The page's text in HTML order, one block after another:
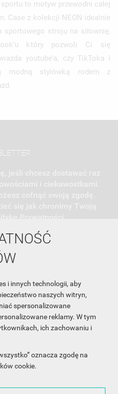
i innych technologii, aby
naszych witryn,
spersonalizowane
reklamy. W tym
ich zachowaniu i
oznacza zgodę na
cookie.
to motyw przewodni całej
Case z kolekcji NEON idealnie
stroju na siłownię,
który pozwoli Ci się
youtube’a, czy TikToka i
modną stylówką rodem z